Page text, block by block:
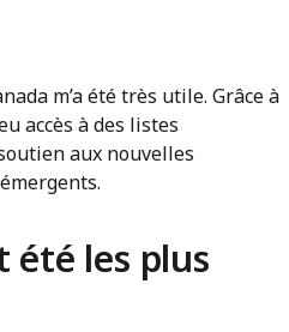
m’a été très utile. Grâce à
accès à des listes
aux nouvelles
été les plus